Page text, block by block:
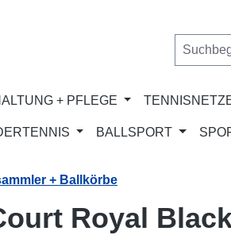
+ PFLEGE
BALLSPORT
+ Ballkörbe
Royal